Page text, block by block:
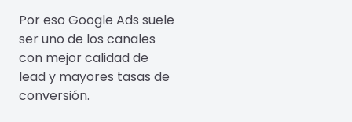
Por eso Google Ads suele
ser uno de los canales
con mejor calidad de
lead y mayores tasas de
conversión.